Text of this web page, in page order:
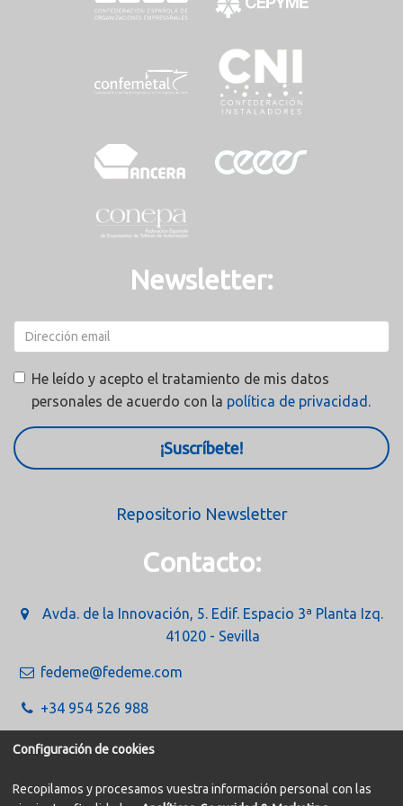
Newsletter:
He leído y acepto el tratamiento de mis datos
personales de acuerdo con la política de privacidad.
¡Suscríbete!
Repositorio Newsletter
Contacto:
Avda. de la Innovación, 5. Edif. Espacio 3ª Planta Izq.
41020 - Sevilla
fedeme@fedeme.com
+34 954 526 988
Configuración de cookies
Recopilamos y procesamos vuestra información personal con las